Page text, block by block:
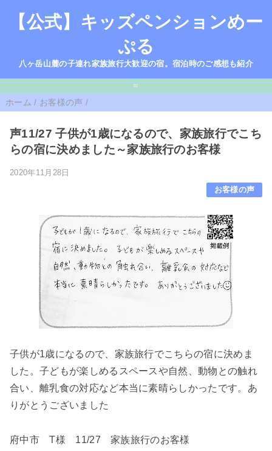
【公式】キッズペンションめー
ぷる
八ヶ岳山麓の子連れ家族旅行大歓迎の宿。宿泊時のご感想も紹介
=
ホーム / お客様の声 /
声11/27 子供が1歳になるので、家族旅行でこち
らの宿に決めました～家族旅行のお客様
2020年11月28日
お客様の声
子供が1歳になるので、家族旅行でこちらの宿に決めま
した。子どもが楽しめるスペースや自然、動物との触れ
合い、離乳食の対応など本当に素晴らしかったです。あ
りがとうございました
府中市 T様 11/27 家族旅行のお客様